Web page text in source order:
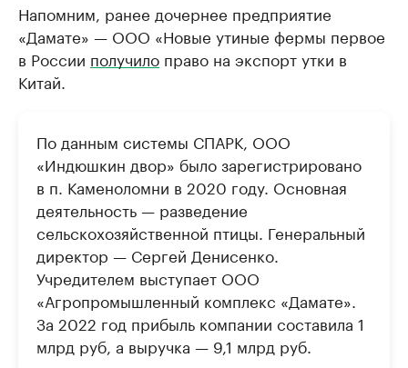
Напомним, ранее дочернее предприятие
«Дамате» — ООО «Новые утиные фермы первое
в России получило право на экспорт утки в
Китай.
По данным системы СПАРК, ООО
«Индюшкин двор» было зарегистрировано
в п. Каменоломни в 2020 году. Основная
деятельность — разведение
сельскохозяйственной птицы. Генеральный
директор — Сергей Денисенко.
Учредителем выступает ООО
«Агропромышленный комплекс «Дамате».
За 2022 год прибыль компании составила 1
млрд руб, а выручка — 9,1 млрд руб.